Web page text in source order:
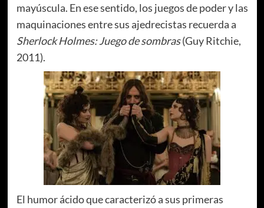
mayúscula. En ese sentido, los juegos de poder y las
maquinaciones entre sus ajedrecistas recuerda a
Sherlock Holmes: Juego de sombras(Guy Ritchie,
2011).
El humor ácido que caracterizó a sus primeras